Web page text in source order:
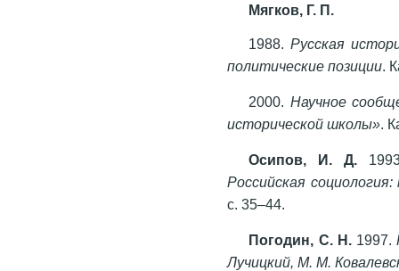
Мягков, Г. П.
1988.Русская
политические позиции.
2000. Научное
исторической школы».
Осипов, И. Д.
Российская
с. 35–44.
Погодин, С. Н.1997.
Лучицкий, М. М.